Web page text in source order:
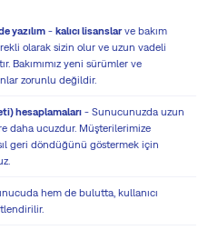
yazılım - kalıcı lisanslarve bakım
olarak sizin olur ve uzun vadeli
Bakımımız yeni sürümler ve
zorunlu değildir.
hesaplamaları - Sunucunuzda uzun
daha ucuzdur. Müşterilerimize
geri döndüğünü göstermek için
hem de bulutta, kullanıcı